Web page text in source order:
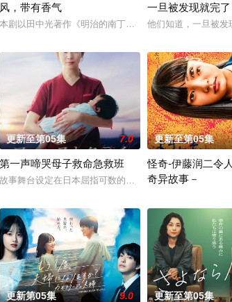
风，带有香气
本剧以田中光著作《明治的南丁格尔 大关和物语》为原
一旦被发现就完了
他们知道，一旦被发
门“GATE24”。这个部门直接把负责查验护照的入境管
。故事讲述曾从外地来到憧憬的东京的三位女性，在面
更新至第05集 7.0
第一声啼哭母子救命急救班
故事舞台设定在日本屈指可数的顶级豪华医院“圣菲奥娜
更新至第05集
怪奇-伊藤润二令
奇异故事－
更新第05集 9.0 更新至第05集